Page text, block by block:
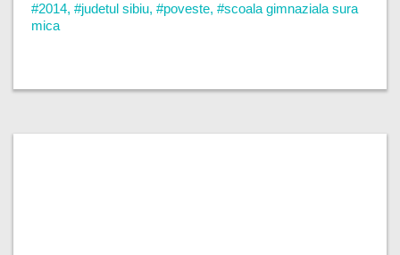
#2014, #judetul sibiu, #poveste, #scoala gimnaziala sura
mica